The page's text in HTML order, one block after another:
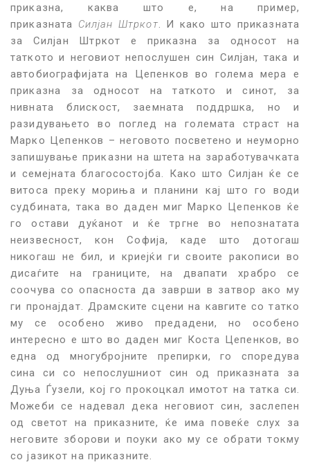
приказна, каква што е, на пример,
приказната Силјан Штркот . И како што приказната
за Силјан Штркот е приказна за односот на
таткото и неговиот непослушен син Силјан, така и
автобиографијата на Цепенков во голема мера е
приказна за односот на таткото и синот, за
нивната блискост, заемната поддршка, но и
разидувањето во поглед на големата страст на
Марко Цепенков – неговото посветено и неуморно
запишување приказни на штета на заработувачката
и семејната благосостојба. Како што Силјан ќе се
витоса преку мориња и планини кај што го води
судбината, така во даден миг Марко Цепенков ќе
го остави дуќанот и ќе тргне во непознатата
неизвесност, кон Софија, каде што дотогаш
никогаш не бил, и криејќи ги своите ракописи во
дисаѓите на границите, на двапати храбро се
соочува со опасноста да заврши в затвор ако му
ги пронајдат. Драмските сцени на кавгите со татко
му се особено живо предадени, но особено
интересно е што во даден миг Коста Цепенков, во
една од многубројните препирки, го споредува
сина си со непослушниот син од приказната за
Дуња Ѓузели, кој го прокоцкал имотот на татка си.
Можеби се надевал дека неговиот син, заслепен
од светот на приказните, ќе има повеќе слух за
неговите зборови и поуки ако му се обрати токму
со јазикот на приказните.